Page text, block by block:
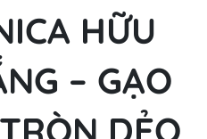
HỮU
– GẠO